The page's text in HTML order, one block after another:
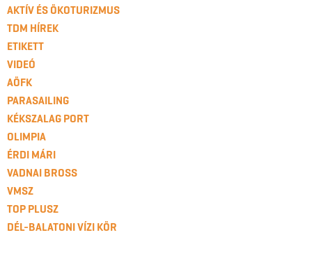
AKTÍV ÉS ÖKOTURIZMUS
TDM HÍREK
ETIKETT
VIDEÓ
AÖFK
PARASAILING
KÉKSZALAG PORT
OLIMPIA
ÉRDI MÁRI
VADNAI BROSS
VMSZ
TOP PLUSZ
DÉL-BALATONI VÍZI KÖR